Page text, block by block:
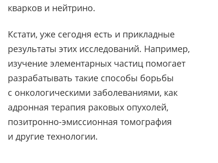
кварков и нейтрино.
Кстати, уже сегодня есть и прикладные
результаты этих исследований. Например,
изучение элементарных частиц помогает
разрабатывать такие способы борьбы
с онкологическими заболеваниями, как
адронная терапия раковых опухолей,
позитронно-эмиссионная томография
и другие технологии.